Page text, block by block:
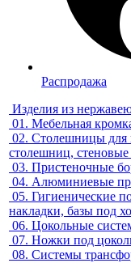
Распродажа
Изделия из
01. Мебельная
02. Столешницы для
столешниц, стеновые
03. Пристеночные
04. Алюминиевые
05. Гигиенические
накладки, базы под
06. Цокольные
07. Ножки под
08. Системы